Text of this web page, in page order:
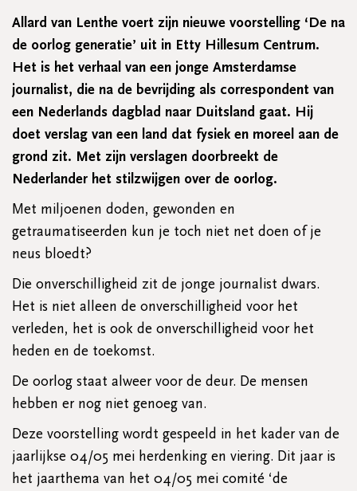
Allard van Lenthe voert zijn nieuwe voorstelling ‘De na
de oorlog generatie’ uit in Etty Hillesum Centrum.
Het is het verhaal van een jonge Amsterdamse
journalist, die na de bevrijding als correspondent van
een Nederlands dagblad naar Duitsland gaat. Hij
doet verslag van een land dat fysiek en moreel aan de
grond zit. Met zijn verslagen doorbreekt de
Nederlander het stilzwijgen over de oorlog.
Met miljoenen doden, gewonden en
getraumatiseerden kun je toch niet net doen of je
neus bloedt?
Die onverschilligheid zit de jonge journalist dwars.
Het is niet alleen de onverschilligheid voor het
verleden, het is ook de onverschilligheid voor het
heden en de toekomst.
De oorlog staat alweer voor de deur. De mensen
hebben er nog niet genoeg van.
Deze voorstelling wordt gespeeld in het kader van de
jaarlijkse 04/05 mei herdenking en viering. Dit jaar is
het jaarthema van het 04/05 mei comité ‘de